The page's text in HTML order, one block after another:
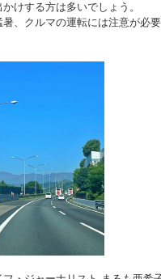
けする方は多いでしょう。
、クルマの運転には注意が必